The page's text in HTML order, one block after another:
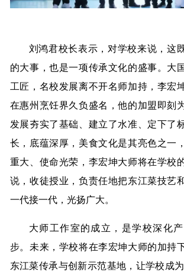
刘鸿君校长表示，对学校来说，这
的大事，也是一项传承文化的盛事。大
工匠，名校发展离不开名师加持，李宏
在惠州烹饪界久负盛名，他的加盟即刻
发展夯实了基础、建立了水准、定下了
长，底蕴深厚，美食文化是其亮色之一
重大、使命光荣，李宏坤大师将在学校
说，收徒授业，负责任地把东江菜技艺
一代接一代，光扬广大。
大师工作室的成立，是学校深化
步。未来，学校将在李宏坤大师的加持
东江菜传承与创新示范基地，让学校成